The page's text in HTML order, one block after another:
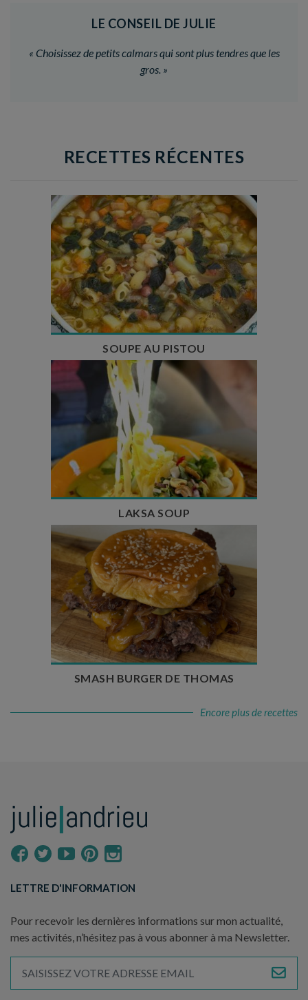
LE CONSEIL DE JULIE
« Choisissez de petits calmars qui sont plus tendres que les
gros. »
RECETTES RÉCENTES
Temps de préparation : 35 min
Temps de cuisson : 1h15
Nombre de couverts : 8
SOUPE AU PISTOU
Temps de préparation : 40 min
Temps de cuisson : 25 min
Nombre de couverts : 4
LAKSA SOUP
Temps de préparation : 20 min
Temps de cuisson : 5 à 10 min
Nombre de couverts : 4
SMASH BURGER DE THOMAS
Encore plus de recettes
LETTRE D'INFORMATION
Pour recevoir les dernières informations sur mon actualité,
mes activités, n’hésitez pas à vous abonner à ma Newsletter.